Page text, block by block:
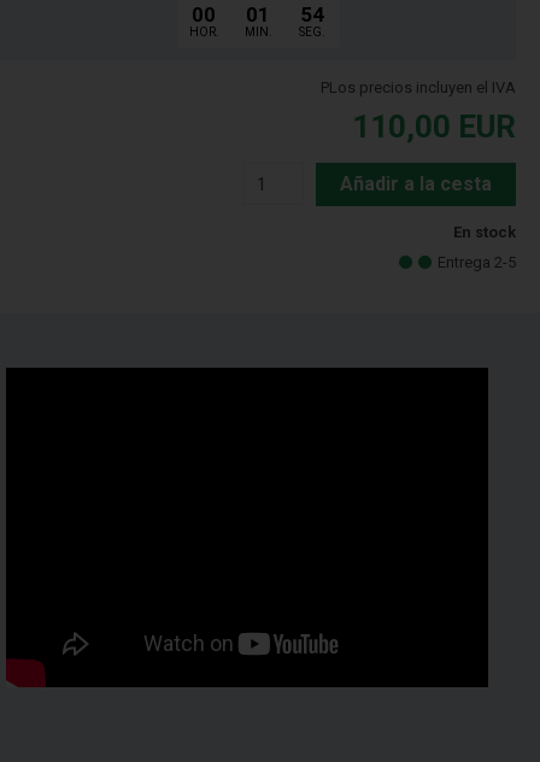
00
HOR.
01
MIN.
53
SEG.
PLos precios incluyen el IVA
110,00 EUR
Añadir a la cesta
En stock
Entrega 2-5